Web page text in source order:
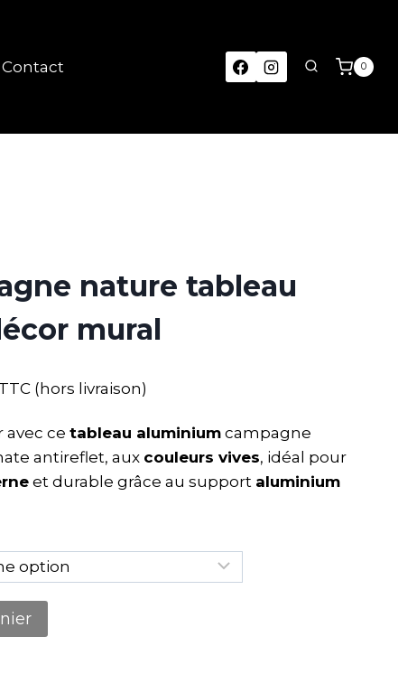
Contact 0
nature tableau
mural
TTC (hors livraison)
ce tableau aluminiumcampagne
antireflet, aux couleurs vives, idéal pour
et durable grâce au support aluminium